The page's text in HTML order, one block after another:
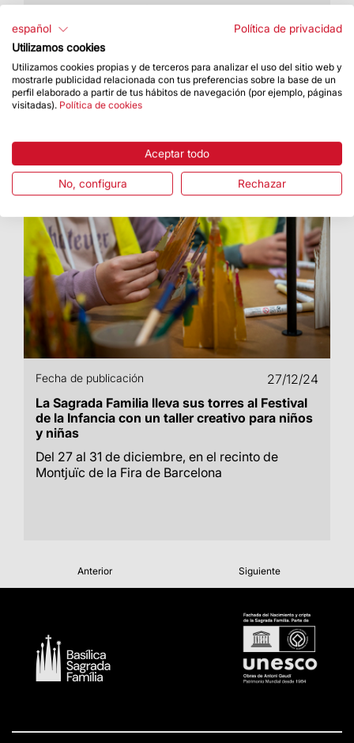
Fecha de publicación
27/12/24
La Sagrada Familia lleva sus torres al Festival
de la Infancia con un taller creativo para niños
y niñas
Del 27 al 31 de diciembre, en el recinto de
Montjuïc de la Fira de Barcelona
Anterior Siguiente
español
Política de privacidad
Utilizamos cookies
Utilizamos cookies propias y de terceros para analizar el uso del sitio web y
mostrarle publicidad relacionada con tus preferencias sobre la base de un
perfil elaborado a partir de tus hábitos de navegación (por ejemplo, páginas
visitadas). Política de cookies
Aceptar todo
No, configura Rechazar